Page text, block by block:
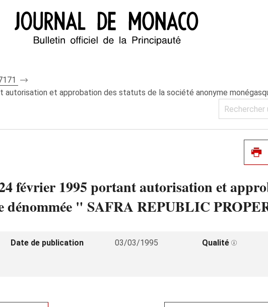
et approbation des statuts de la société anonyme
février 1995 portant autorisation et
dénommée " SAFRA REPUBLIC
Date de publication 03/03/1995 Qualité